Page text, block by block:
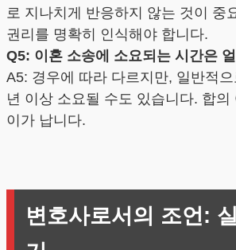
로 지나치게 반응하지 않는 것이 중
권리를 명확히 인식해야 합니다.
Q5: 이혼 소송에 소요되는 시간은
A5: 경우에 따라 다르지만, 일반적
년 이상 소요될 수도 있습니다. 합
이가 납니다.
변호사로서의 조언: